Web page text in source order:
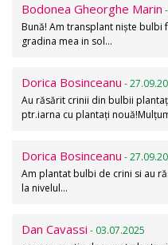
Bodonea Gheorghe Marin
Bună! Am transplant niște
gradina mea in sol…
Dorica Bosinceanu -
Au răsărit crinii din bulbii
ptr.iarna cu plantați
Dorica Bosinceanu -
Am plantat bulbi de crini si au
la nivelul…
Dan Cavassi - 03.07.2025